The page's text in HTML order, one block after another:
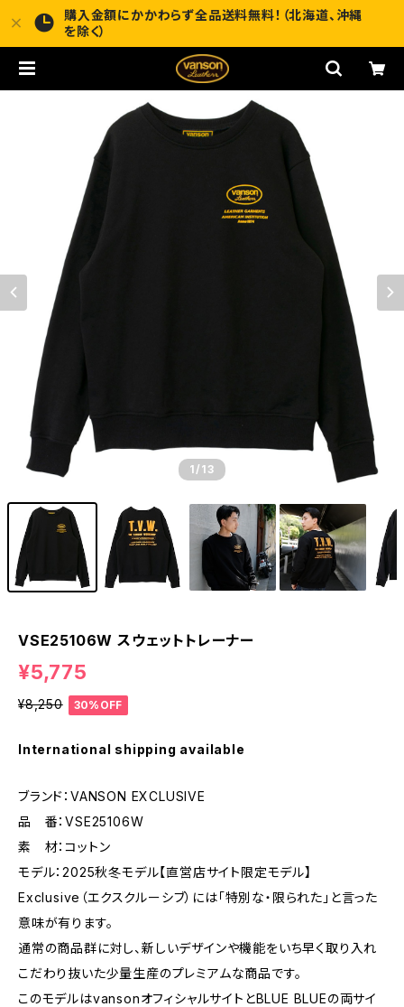
購入金額にかかわらず全品送料無料！（北海道、沖縄
を除く）
1 /13
VSE25106W スウェットトレーナー
¥5,775
¥8,250 30%OFF
International shipping available
ブランド：VANSON EXCLUSIVE
品 番：VSE25106W
素 材：コットン
モデル：2025秋冬モデル【直営店サイト限定モデル】
Exclusive（エクスクルーシブ）には「特別な・限られた」と言った
意味が有ります。
通常の商品群に対し、新しいデザインや機能をいち早く取り入れ
こだわり抜いた少量生産のプレミアムな商品です。
このモデルはvansonオフィシャルサイトとBLUE BLUEの両サイ